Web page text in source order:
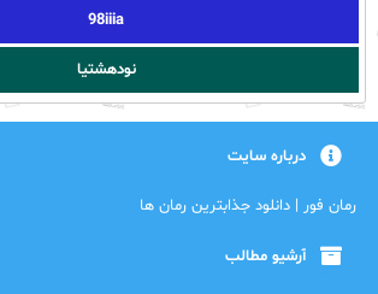
98iiia
نودهشتیا
درباره سایت
رمان فور | دانلود جذابترین رمان ها
آرشیو مطالب